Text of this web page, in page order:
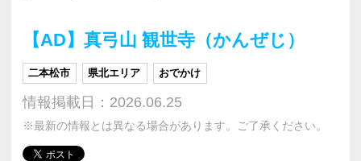
【AD】真弓山 観世寺（かんぜじ）
二本松市 県北エリア おでかけ
情報掲載日：2026.06.25
※最新の情報とは異なる場合があります。ご了承ください。